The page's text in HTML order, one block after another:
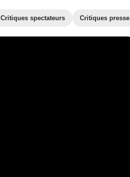
Critiques spectateurs Critiques presse